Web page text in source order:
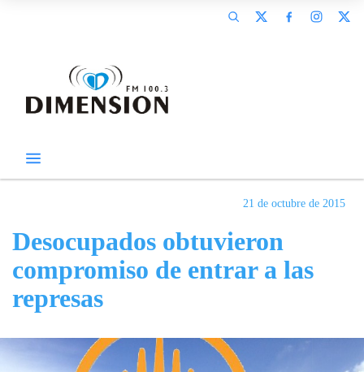
21 de octubre de 2015
Desocupados obtuvieron
compromiso de entrar a las
represas